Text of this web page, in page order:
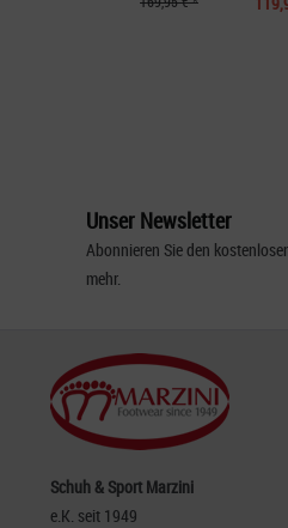
Unser Newsletter
Abonnieren Sie den
mehr.
Schuh & Sport Marzini
e.K. seit 1949